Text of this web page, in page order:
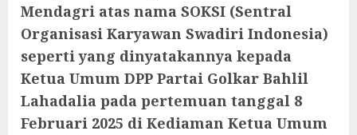
Mendagri atas nama SOKSI (Sentral
Organisasi Karyawan Swadiri Indonesia)
seperti yang dinyatakannya kepada
Ketua Umum DPP Partai Golkar Bahlil
Lahadalia pada pertemuan tanggal 8
Februari 2025 di Kediaman Ketua Umum